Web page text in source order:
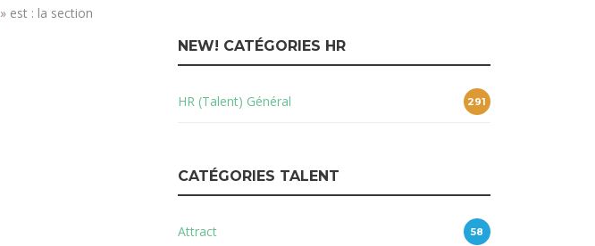
» est : la section
NEW! CATÉGORIES HR
HR (Talent) Général 291
CATÉGORIES TALENT
Attract 58